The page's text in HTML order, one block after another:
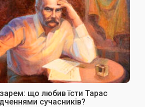
що любив їсти Тарас
сучасників?